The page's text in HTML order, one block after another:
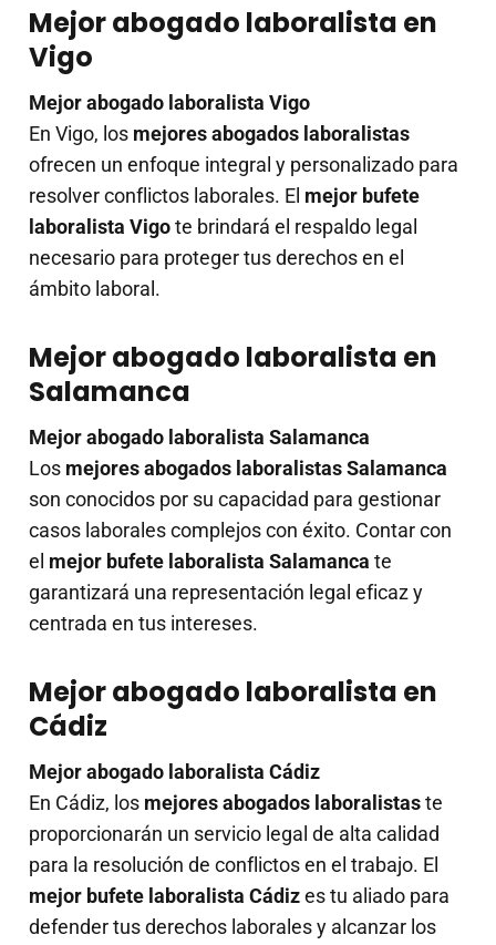
Mejor abogado laboralista en
Vigo
Mejor abogado laboralista Vigo
En Vigo, los mejores abogados laboralistas
ofrecen un enfoque integral y personalizado para
resolver conflictos laborales. El mejor bufete
laboralista Vigote brindará el respaldo legal
necesario para proteger tus derechos en el
ámbito laboral.
Mejor abogado laboralista en
Salamanca
Mejor abogado laboralista Salamanca
Los mejores abogados laboralistas Salamanca
son conocidos por su capacidad para gestionar
casos laborales complejos con éxito. Contar con
el mejor bufete laboralista Salamanca te
garantizará una representación legal eficaz y
centrada en tus intereses.
Mejor abogado laboralista en
Cádiz
Mejor abogado laboralista Cádiz
En Cádiz, los mejores abogados laboralistaste
proporcionarán un servicio legal de alta calidad
para la resolución de conflictos en el trabajo. El
mejor bufete laboralista Cádizes tu aliado para
defender tus derechos laborales y alcanzar los